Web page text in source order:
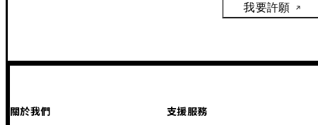
我要許願
關於我們 支援服務